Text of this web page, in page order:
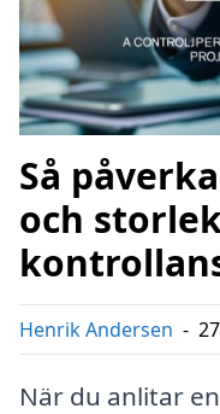
Så
och
Henrik Andersen -
När du anlitar